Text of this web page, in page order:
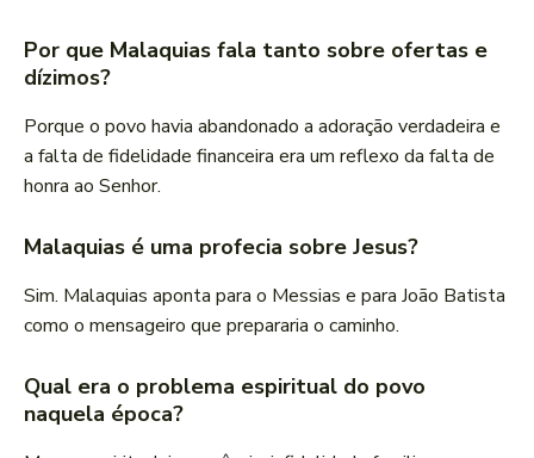
Por que Malaquias fala tanto sobre ofertas e
dízimos?
Porque o povo havia abandonado a adoração verdadeira e
a falta de fidelidade financeira era um reflexo da falta de
honra ao Senhor.
Malaquias é uma profecia sobre Jesus?
Sim. Malaquias aponta para o Messias e para João Batista
como o mensageiro que prepararia o caminho.
Qual era o problema espiritual do povo
naquela época?